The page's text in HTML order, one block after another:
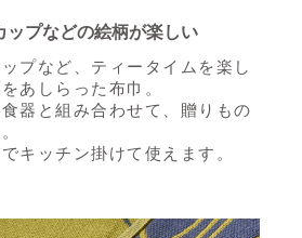
ップなどの絵柄が楽しい
プなど、ティータイムを楽し
あしらった布巾。
器と組み合わせて、贈りもの
キッチン掛けて使えます。